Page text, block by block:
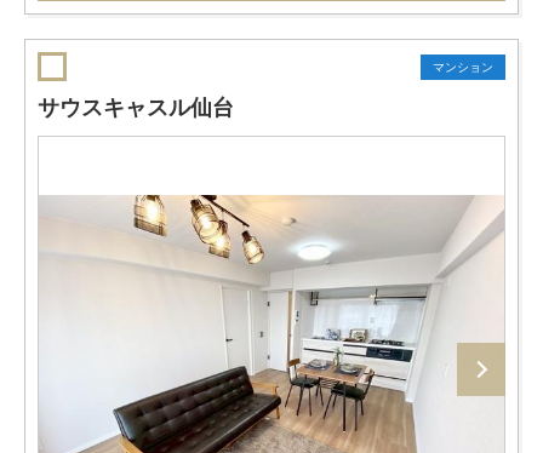
マンション
サウスキャスル仙台